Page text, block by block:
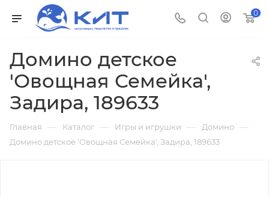
0
Домино детское
'Овощная Семейка',
Задира, 189633
Главная — Каталог — Игры и игрушки — Домино —
Домино детское 'Овощная Семейка', Задира, 189633